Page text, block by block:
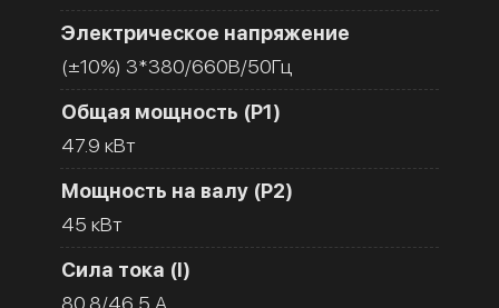
Электрическое напряжение
(±10%) 3*380/660В/50Гц
Общая мощность (Р1)
47.9 кВт
Мощность на валу (Р2)
45 кВт
Сила тока (I)
80.8/46.5 A